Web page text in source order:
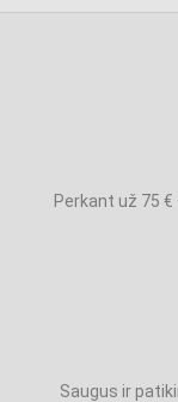
Perkant už 75
Saugus ir